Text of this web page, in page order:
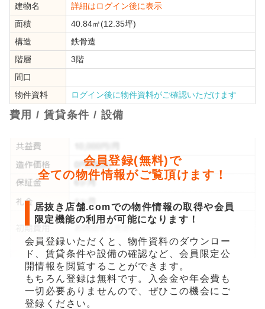
建物名
詳細はログイン後に表示
面積
40.84㎡(12.35坪)
構造
鉄骨造
階層
3階
間口
物件資料
ログイン後に物件資料がご確認いただけます
費用 / 賃貸条件 / 設備
会員登録(無料)で
全ての物件情報がご覧頂けます！
居抜き店舗.comでの物件情報の取得や会員
限定機能の利用が可能になります！
会員登録いただくと、物件資料のダウンロー
ド、賃貸条件や設備の確認など、会員限定公
開情報を閲覧することができます。
もちろん登録は無料です。入会金や年会費も
一切必要ありませんので、ぜひこの機会にご
登録ください。